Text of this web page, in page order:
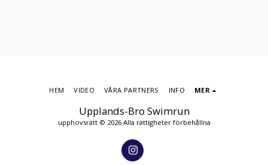
Upplands-Bro Swimrun
upphovsrätt © 2026 Alla rättigheter förbehållna
HEM VIDEO VÅRA PARTNERS INFO MER